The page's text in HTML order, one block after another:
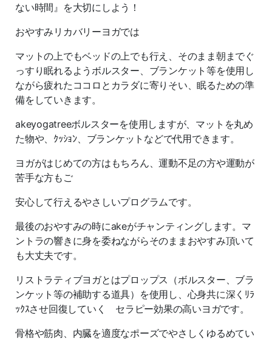
ない時間』を大切にしよう！
おやすみリカバリーヨガでは
マットの上でもベッドの上でも行え、そのまま朝までぐ
っすり眠れるようボルスター、ブランケット等を使用し
ながら疲れたココロとカラダに寄りそい、眠るための準
備をしていきます。
akeyogatreeボルスターを使用しますが、マットを丸め
た物や、ｸｯｼｮﾝ、ブランケットなどで代用できます。
ヨガがはじめての方はもちろん、運動不足の方や運動が
苦手な方もご
安心して行えるやさしいプログラムです。
最後のおやすみの時にakeがチャンティングします。マ
ントラの響きに身を委ねながらそのままおやすみ頂いて
も大丈夫です。
リストラティブヨガとはプロップス（ボルスター、ブラ
ンケット等の補助する道具）を使用し、心身共に深くﾘﾗ
ｯｸｽさせ回復していく セラピー効果の高いヨガです。
骨格や筋肉、内臓を適度なポーズでやさしくゆるめてい